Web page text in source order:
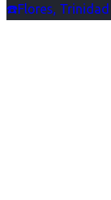
☎️Flores,